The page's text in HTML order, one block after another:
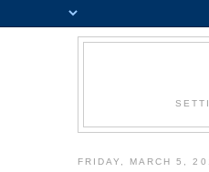
FRIDAY, MARCH 5,